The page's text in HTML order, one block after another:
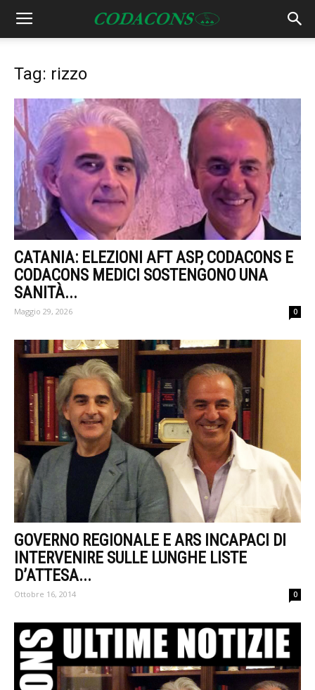
Tag: rizzo
CATANIA: ELEZIONI AFT ASP, CODACONS E
CODACONS MEDICI SOSTENGONO UNA
SANITÀ...
Maggio 29, 2026 0
GOVERNO REGIONALE E ARS INCAPACI DI
INTERVENIRE SULLE LUNGHE LISTE
D’ATTESA...
Ottobre 16, 2014 0